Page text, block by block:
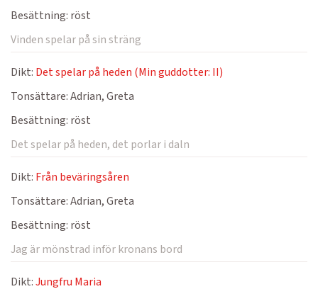
Besättning: röst
Vinden spelar på sin sträng
Dikt: Det spelar på heden (Min guddotter: II)
Tonsättare:Adrian, Greta
Besättning: röst
Det spelar på heden, det porlar i daln
Dikt: Från beväringsåren
Tonsättare:Adrian, Greta
Besättning: röst
Jag är mönstrad inför kronans bord
Dikt:Jungfru Maria